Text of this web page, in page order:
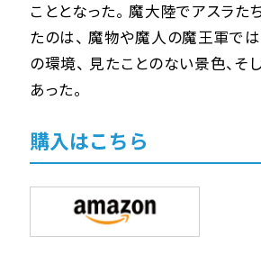
こととなった。 魔大陸でアスラた
たのは、 魔物や魔人の魔王軍では
の環境、 見たことのない景色、そ
あった。
購入はこちら